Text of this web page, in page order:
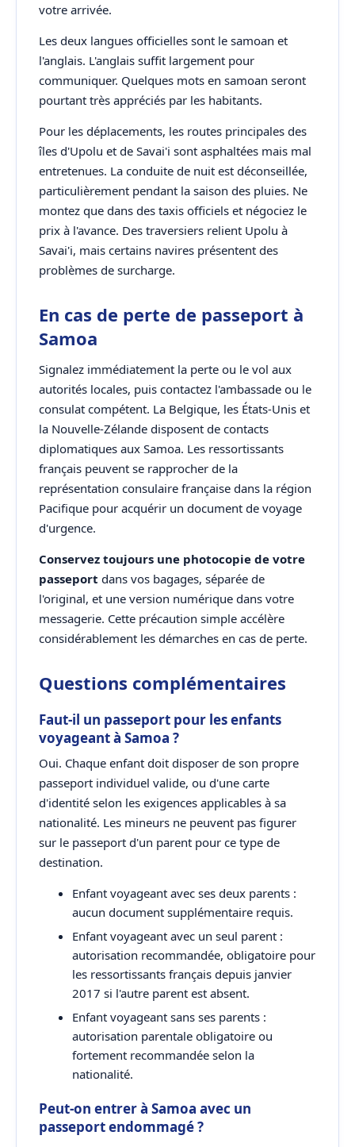
votre arrivée.
Les deux langues officielles sont le samoan et
l'anglais. L'anglais suffit largement pour
communiquer. Quelques mots en samoan seront
pourtant très appréciés par les habitants.
Pour les déplacements, les routes principales des
îles d'Upolu et de Savai'i sont asphaltées mais mal
entretenues. La conduite de nuit est déconseillée,
particulièrement pendant la saison des pluies. Ne
montez que dans des taxis officiels et négociez le
prix à l'avance. Des traversiers relient Upolu à
Savai'i, mais certains navires présentent des
problèmes de surcharge.
En cas de perte de passeport à
Samoa
Signalez immédiatement la perte ou le vol aux
autorités locales, puis contactez l'ambassade ou le
consulat compétent. La Belgique, les États-Unis et
la Nouvelle-Zélande disposent de contacts
diplomatiques aux Samoa. Les ressortissants
français peuvent se rapprocher de la
représentation consulaire française dans la région
Pacifique pour acquérir un document de voyage
d'urgence.
Conservez toujours une photocopie de votre
passeport dans vos bagages, séparée de
l'original, et une version numérique dans votre
messagerie. Cette précaution simple accélère
considérablement les démarches en cas de perte.
Questions complémentaires
Faut-il un passeport pour les enfants
voyageant à Samoa ?
Oui. Chaque enfant doit disposer de son propre
passeport individuel valide, ou d'une carte
d'identité selon les exigences applicables à sa
nationalité. Les mineurs ne peuvent pas figurer
sur le passeport d'un parent pour ce type de
destination.
Enfant voyageant avec ses deux parents :
aucun document supplémentaire requis.
Enfant voyageant avec un seul parent :
autorisation recommandée, obligatoire pour
les ressortissants français depuis janvier
2017 si l'autre parent est absent.
Enfant voyageant sans ses parents :
autorisation parentale obligatoire ou
fortement recommandée selon la
nationalité.
Peut-on entrer à Samoa avec un
passeport endommagé ?